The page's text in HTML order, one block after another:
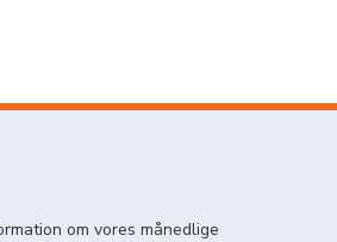
om vores månedlige